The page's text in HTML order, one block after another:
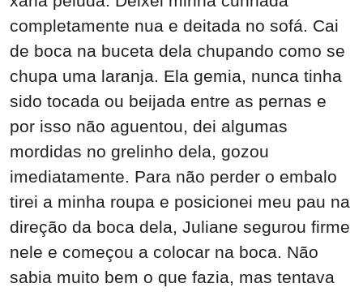
completamente nua e deitada no sofá. Cai
de boca na buceta dela chupando como se
chupa uma laranja. Ela gemia, nunca tinha
sido tocada ou beijada entre as pernas e
por isso não aguentou, dei algumas
mordidas no grelinho dela, gozou
imediatamente. Para não perder o embalo
tirei a minha roupa e posicionei meu pau na
direção da boca dela, Juliane segurou firme
nele e começou a colocar na boca. Não
sabia muito bem o que fazia, mas tentava